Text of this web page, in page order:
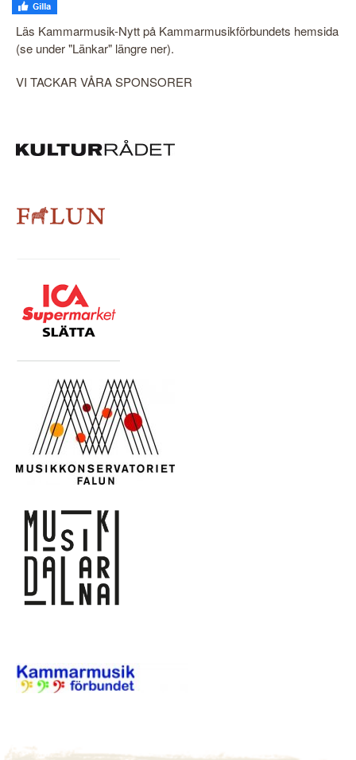
Läs Kammarmusik-Nytt på Kammarmusikförbundets hemsida
(se under "Länkar" längre ner).
VI TACKAR VÅRA SPONSORER